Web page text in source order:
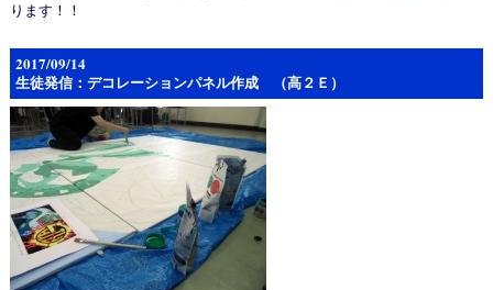
ります！！
2017/09/14
生徒発信：デコレーションパネル作成 （高２Ｅ）